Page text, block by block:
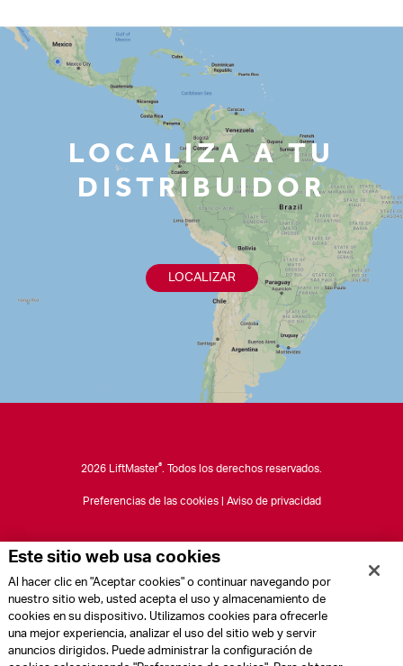
LOCALIZA A TU
DISTRIBUIDOR
LOCALIZAR
2026 LiftMaster® . Todos los derechos reservados.
Preferencias de las cookies| Aviso de privacidad
Este sitio web usa cookies
Al hacer clic en "Aceptar cookies" o continuar navegando por
nuestro sitio web, usted acepta el uso y almacenamiento de
cookies en su dispositivo. Utilizamos cookies para ofrecerle
una mejor experiencia, analizar el uso del sitio web y servir
anuncios dirigidos. Puede administrar la configuración de